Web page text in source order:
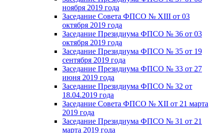
ноября 2019 года
Заседание Совета ФПСО № XIII от 03
октября 2019 года
Заседание Президиума ФПСО № 36 от 03
октября 2019 года
Заседание Президиума ФПСО № 35 от 19
сентября 2019 года
Заседание Президиума ФПСО № 33 от 27
июня 2019 года
Заседание Президиума ФПСО № 32 от
18.04.2019 года
Заседание Совета ФПСО № XII от 21 марта
2019 года
Заседание Президиума ФПСО № 31 от 21
марта 2019 года